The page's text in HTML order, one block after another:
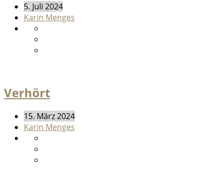
5. Juli 2024
Karin Menges
Verhört
15. März 2024
Karin Menges